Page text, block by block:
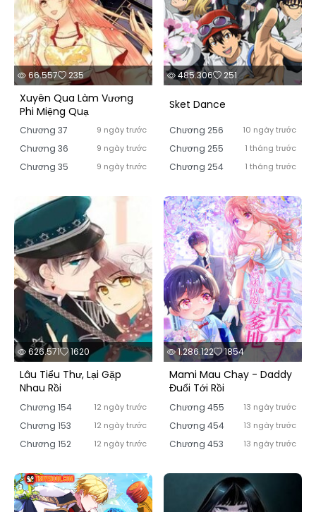
66.557 235
Xuyên Qua Làm Vương
Phi Miệng Quạ
Chương 37 9 ngày trước
Chương 36 9 ngày trước
Chương 35 9 ngày trước
485.306 251
Sket Dance
Chương 256 10 ngày trước
Chương 255 1 tháng trước
Chương 254 1 tháng trước
626.571 1620
Lâu Tiểu Thư, Lại Gặp
Nhau Rồi
Chương 154 12 ngày trước
Chương 153 12 ngày trước
Chương 152 12 ngày trước
1.286.122 1854
Mami Mau Chạy - Daddy
Đuổi Tới Rồi
Chương 455 13 ngày trước
Chương 454 13 ngày trước
Chương 453 13 ngày trước